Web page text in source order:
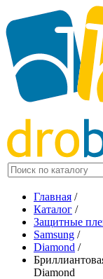
Главная /
Каталог /
Защитные
Samsung /
Diamond /
Diamond